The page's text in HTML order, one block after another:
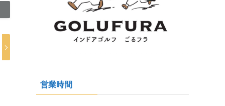
営業時間